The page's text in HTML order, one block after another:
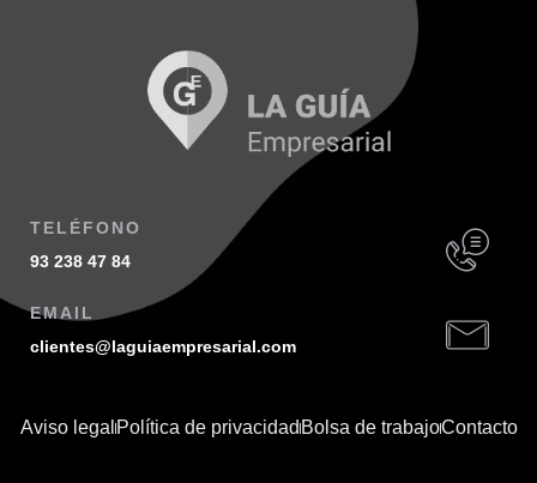
TELÉFONO
93 238 47 84
EMAIL
clientes@laguiaempresarial.com
Aviso legal Política de privacidadBolsa de trabajoContacto